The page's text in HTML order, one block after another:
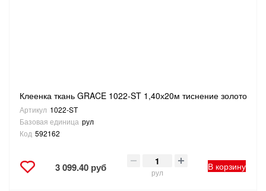
Клеенка ткань GRACE 1022-ST 1,40х20м тиснение золото
Артикул 1022-ST
Базовая единица рул
Код 592162
3 099.40 руб рул
В корзину